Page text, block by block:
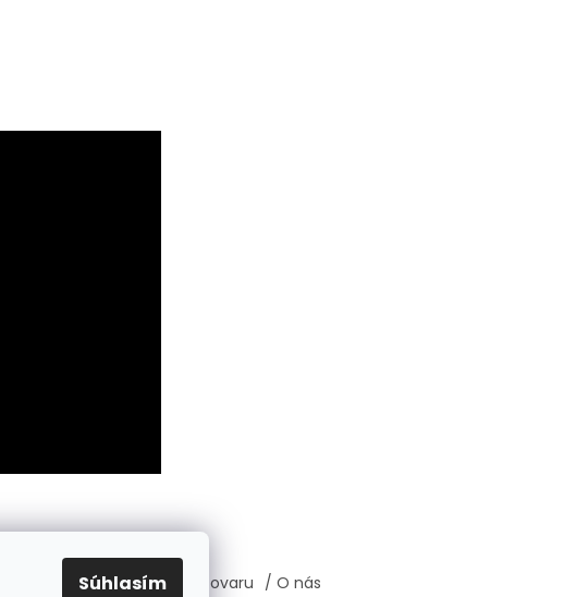
Súhlasím
/ Vrátenie, výmena tovaru / O nás